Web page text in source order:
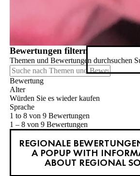
Bewertungen filtern
Themen und Bewertungen durchsuchen
Bewertung
Alter
Würden Sie es wieder kaufen
Sprache
1 to 8 von 9 Bewertungen
1 – 8 von 9 Bewertungen
REGIONALE
A POPUP WITH
ABOUT REGIONAL